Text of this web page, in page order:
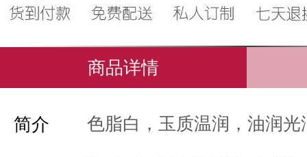
商品详情
简介 色脂白，玉质温润，油润